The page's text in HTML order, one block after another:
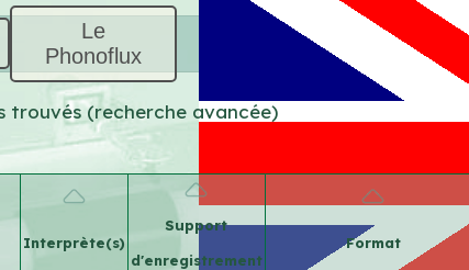
Le
Phonoflux
trouvés (recherche avancée)
Interprète(s)
Support
d'enregistrement
Format